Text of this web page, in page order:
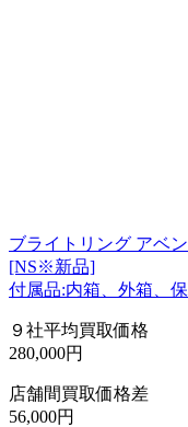
ブライトリング アベ
[NS※新品]
付属品:内箱、外箱、
９社平均買取価格
280,000円
店舗間買取価格差
56,000円